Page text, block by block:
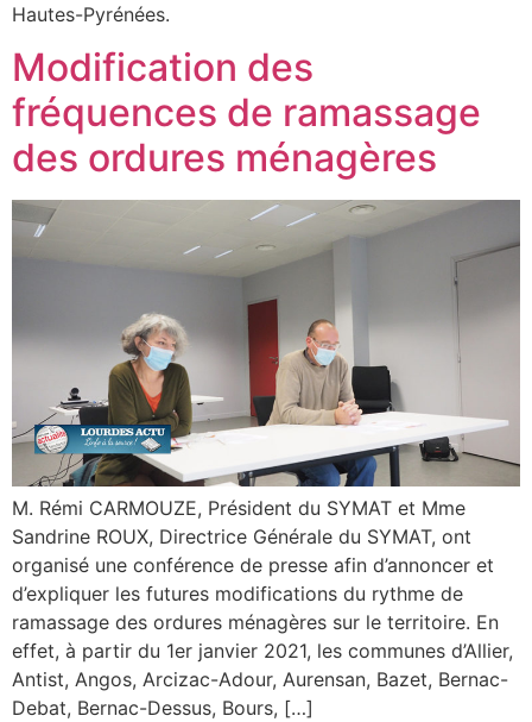
Hautes-Pyrénées.
Modification des
fréquences de ramassage
des ordures ménagères
M. Rémi CARMOUZE, Président du SYMAT et Mme
Sandrine ROUX, Directrice Générale du SYMAT, ont
organisé une conférence de presse afin d’annoncer et
d’expliquer les futures modifications du rythme de
ramassage des ordures ménagères sur le territoire. En
effet, à partir du 1er janvier 2021, les communes d’Allier,
Antist, Angos, Arcizac-Adour, Aurensan, Bazet, Bernac-
Debat, Bernac-Dessus, Bours, […]